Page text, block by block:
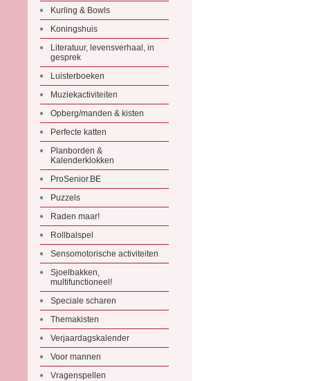
Kurling & Bowls
Koningshuis
Literatuur, levensverhaal, in
gesprek
Luisterboeken
Muziekactiviteiten
Opberg/manden & kisten
Perfecte katten
Planborden &
Kalenderklokken
ProSenior.BE
Puzzels
Raden maar!
Rollbalspel
Sensomotorische activiteiten
Sjoelbakken,
multifunctioneel!
Speciale scharen
Themakisten
Verjaardagskalender
Voor mannen
Vragenspellen